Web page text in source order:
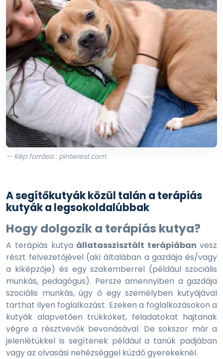
— Kép forrása : pinterest.com
A segítőkutyák közül talán a terápiás
kutyák a legsokoldalúbbak
Hogy dolgozik a terápiás kutya?
A terápiás kutya állatasszisztált terápiábanvesz
részt felvezetőjével (aki általában a gazdája és/vagy
a kiképzője) és egy szakemberrel (például szociális
munkás, pedagógus). Persze amennyiben a gazdája
szociális munkás, úgy ő egy személyben kutyájával
tarthat ilyen foglalkozást. Ezeken a foglalkozásokon a
kutyák alapvetően trükköket, feladatokat hajtanak
végre a résztvevők bevonásával. De sokszor már a
jelenlétükkel is segítenek például a tanúk padjában
vagy az olvasási nehézséggel küzdő gyerekeknél.